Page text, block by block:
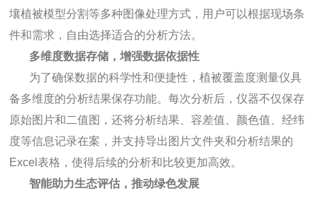
壤植被模型分割等多种图像处理方式，用户可以根据现场条
件和需求，自由选择适合的分析方法。
多维度数据存储，增强数据依据性
为了确保数据的科学性和便捷性，植被覆盖度测量仪具
备多维度的分析结果保存功能。每次分析后，仪器不仅保存
原始图片和二值图，还将分析结果、容差值、颜色值、经纬
度等信息记录在案，并支持导出图片文件夹和分析结果的
Excel表格，使得后续的分析和比较更加高效。
智能助力生态评估，推动绿色发展